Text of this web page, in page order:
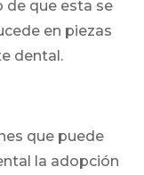
de que esta se
en piezas
dental.
que puede
la adopción